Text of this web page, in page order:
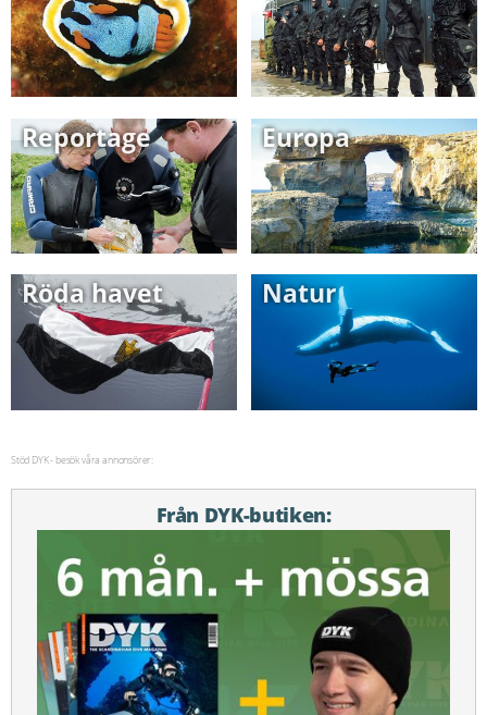
Reportage Europa
Röda havet Natur
Stöd DYK - besök våra annonsörer:
Från DYK-butiken: